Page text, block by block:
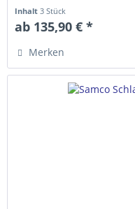
Inhalt3 Stück
ab 135,90 € *
Merken